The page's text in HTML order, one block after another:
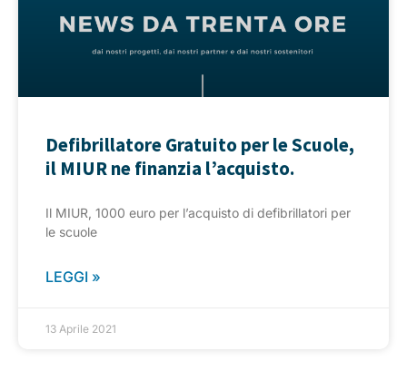
Defibrillatore Gratuito per le Scuole,
il MIUR ne finanzia l’acquisto.
Il MIUR, 1000 euro per l’acquisto di defibrillatori per
le scuole
LEGGI »
13 Aprile 2021